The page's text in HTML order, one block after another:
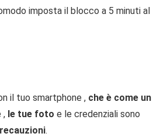
imposta il blocco a 5 minuti al
il tuo smartphone , che è come un
, le tue foto e le credenziali sono
.